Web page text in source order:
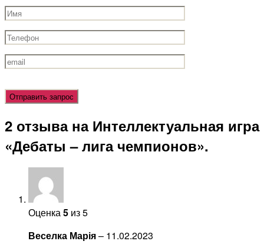
Оставьте
это
пустым.
2 отзыва на Интеллектуальная игра
«Дебаты – лига чемпионов».
Оценка5 из 5
Веселка Марія– 11.02.2023